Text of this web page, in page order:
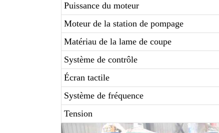
Puissance du moteur
Moteur de la station de pompage
Matériau de la lame de coupe
Système de contrôle
Écran tactile
Système de fréquence
Tension